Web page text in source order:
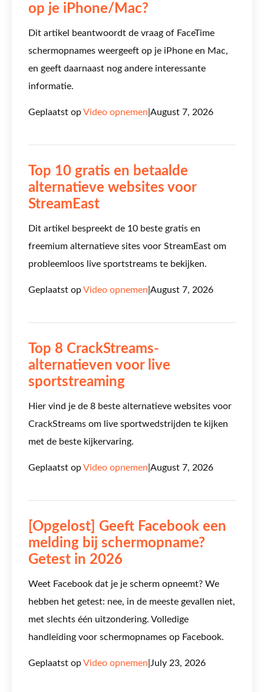
op je iPhone/Mac?
Dit artikel beantwoordt de vraag of FaceTime
schermopnames weergeeft op je iPhone en Mac,
en geeft daarnaast nog andere interessante
informatie.
Geplaatst opVideo opnemen August 7, 2026
Top 10 gratis en betaalde
alternatieve websites voor
StreamEast
Dit artikel bespreekt de 10 beste gratis en
freemium alternatieve sites voor StreamEast om
probleemloos live sportstreams te bekijken.
Geplaatst opVideo opnemen August 7, 2026
Top 8 CrackStreams-
alternatieven voor live
sportstreaming
Hier vind je de 8 beste alternatieve websites voor
CrackStreams om live sportwedstrijden te kijken
met de beste kijkervaring.
Geplaatst opVideo opnemen August 7, 2026
[Opgelost] Geeft Facebook een
melding bij schermopname?
Getest in 2026
Weet Facebook dat je je scherm opneemt? We
hebben het getest: nee, in de meeste gevallen niet,
met slechts één uitzondering. Volledige
handleiding voor schermopnames op Facebook.
Geplaatst opVideo opnemen July 23, 2026